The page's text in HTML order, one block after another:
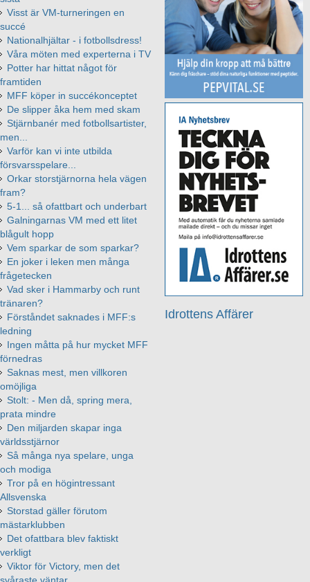
Idrottens Affärer
Visst är VM-turneringen en
succé
Nationalhjältar - i fotbollsdress!
Våra möten med experterna i TV
Potter har hittat något för
framtiden
MFF köper in succékonceptet
De slipper åka hem med skam
Stjärnbanér med fotbollsartister,
men...
Varför kan vi inte utbilda
försvarsspelare...
Orkar storstjärnorna hela vägen
fram?
5-1... så ofattbart och underbart
Galningarnas VM med ett litet
blågult hopp
Vem sparkar de som sparkar?
En joker i leken men många
frågetecken
Vad sker i Hammarby och runt
tränaren?
Förståndet saknades i MFF:s
ledning
Ingen måtta på hur mycket MFF
förnedras
Saknas mest, men villkoren
omöjliga
Stolt: - Men då, spring mera,
prata mindre
Den miljarden skapar inga
världsstjärnor
Så många nya spelare, unga
och modiga
Tror på en högintressant
Allsvenska
Storstad gäller förutom
mästarklubben
Det ofattbara blev faktiskt
verkligt
Viktor för Victory, men det